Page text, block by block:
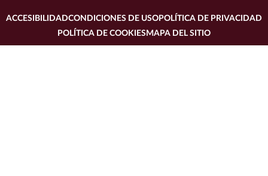
ACCESIBILIDADCONDICIONES DE USO POLÍTICA DE PRIVACIDAD
POLÍTICA DE COOKIESMAPA DEL SITIO